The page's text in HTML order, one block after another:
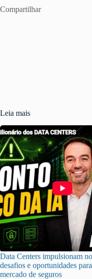
Compartilhar
Leia mais
Data Centers impulsionam
desafios e oportunidades
mercado de seguros